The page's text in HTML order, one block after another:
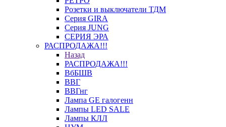
Розетки и выключатели ТДМ
Серия GIRA
Серия JUNG
СЕРИЯ ЭРА
РАСПРОДАЖА!!!
Назад
РАСПРОДАЖА!!!
ВбБШВ
ВВГ
ВВГнг
Лампа GE галогенн
Лампы LED SALE
Лампы КЛЛ